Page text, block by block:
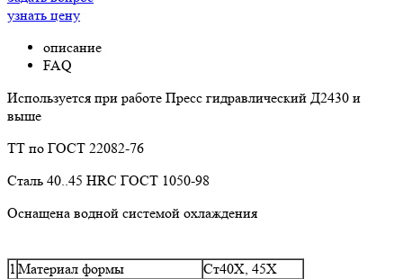
узнать цену
описание
FAQ
Используется при работе Пресс гидравлический Д2430 и
выше
ТТ по ГОСТ 22082-76
Сталь 40..45 HRC ГОСТ 1050-98
Оснащена водной системой охлаждения
1 Материал формы
Ст40Х, 45Х